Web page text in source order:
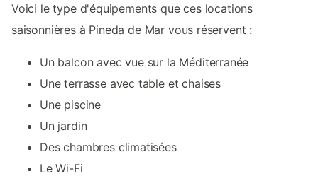
Voici le type d'équipements que ces locations
saisonnières à Pineda de Mar vous réservent :
Un balcon avec vue sur la Méditerranée
Une terrasse avec table et chaises
Une piscine
Un jardin
Des chambres climatisées
Le Wi-Fi